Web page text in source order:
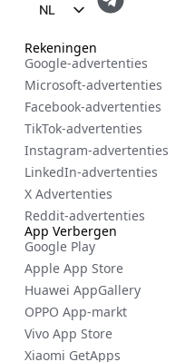
NL
EN
FR
ES
ZH
RU
DE
IT
CS
BG
EL
PL
Rekeningen
Google-advertenties
Microsoft-advertenties
Facebook-advertenties
TikTok-advertenties
Instagram-advertenties
LinkedIn-advertenties
X Advertenties
Reddit-advertenties
App Verbergen
Google Play
Apple App Store
Huawei AppGallery
OPPO App-markt
Vivo App Store
Xiaomi GetApps